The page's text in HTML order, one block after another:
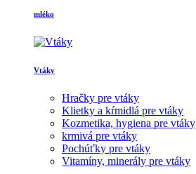
mléko
Vtáky
Hračky pre vtáky
Klietky a kŕmidlá pre vtáky
Kozmetika, hygiena pre vtáky
krmivá pre vtáky
Pochúťky pre vtáky
Vitamíny, minerály pre vtáky